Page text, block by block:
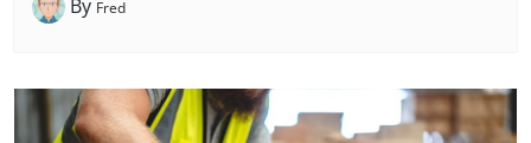
By Fred